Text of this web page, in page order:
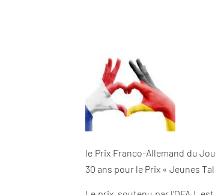
le Prix Franco-Allemand du
30 ans pour le Prix « Jeunes